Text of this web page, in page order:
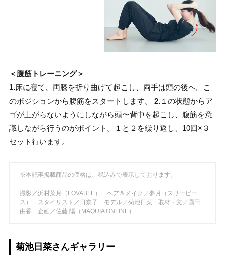
＜腹筋トレーニング＞
1.床に寝て、両膝を折り曲げて起こし、両手は頭の後へ。こ
のポジションから腹筋をスタートします。 2. １の状態からア
ゴが上がらないようにしながら頭〜背中を起こし、腹筋を意
識しながら行うのがポイント。１と２を繰り返し、10回×３
セット行います。
※本記事掲載商品の価格は、税込みで表示しております。
撮影／浜村菜月（LOVABLE） ヘア＆メイク／夢月（スリーピー
ス） スタイリスト／日奈子 モデル／菊池日菜 取材・文／靍田
由香 企画／佐藤 陽（MAQUIA ONLINE）
菊池日菜さんギャラリー